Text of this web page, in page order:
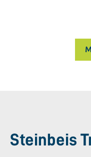
Steinbeis